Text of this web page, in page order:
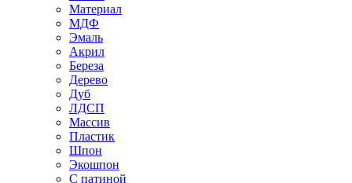
Материал
МДФ
Эмаль
Акрил
Береза
Дерево
Дуб
ЛДСП
Массив
Пластик
Шпон
Экошпон
С патиной